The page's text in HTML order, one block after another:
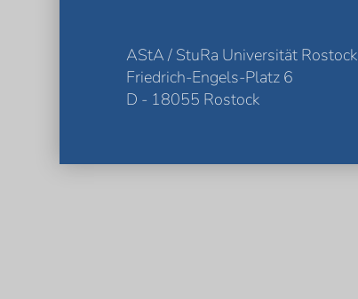
AStA / StuRa Universität Rostock
Friedrich-Engels-Platz 6
D - 18055 Rostock